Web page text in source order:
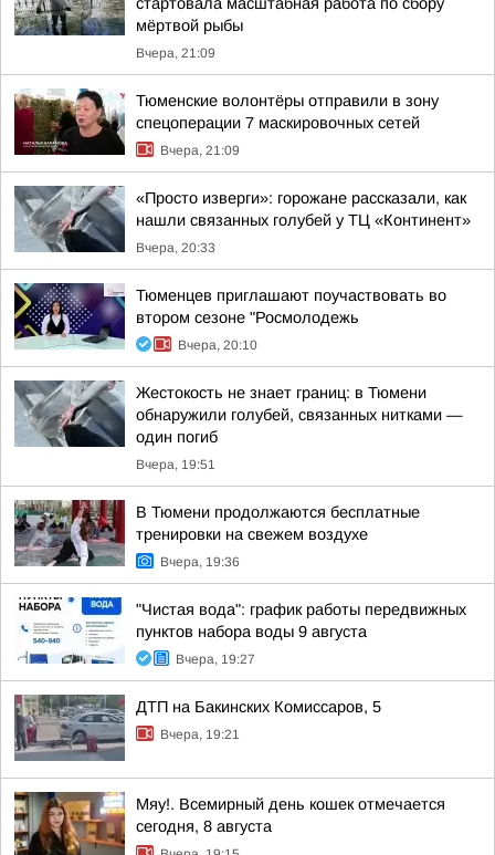
мёртвой рыбы
Вчера, 21:09
Тюменские волонтёры отправили в зону
спецоперации 7 маскировочных сетей
Вчера, 21:09
«Просто изверги»: горожане рассказали, как
нашли связанных голубей у ТЦ «Континент»
Вчера, 20:33
Тюменцев приглашают поучаствовать во
втором сезоне "Росмолодежь
Вчера, 20:10
Жестокость не знает границ: в Тюмени
обнаружили голубей, связанных нитками —
один погиб
Вчера, 19:51
В Тюмени продолжаются бесплатные
тренировки на свежем воздухе
Вчера, 19:36
"Чистая вода": график работы передвижных
пунктов набора воды 9 августа
Вчера, 19:27
ДТП на Бакинских Комиссаров, 5
Вчера, 19:21
Мяу!. Всемирный день кошек отмечается
сегодня, 8 августа